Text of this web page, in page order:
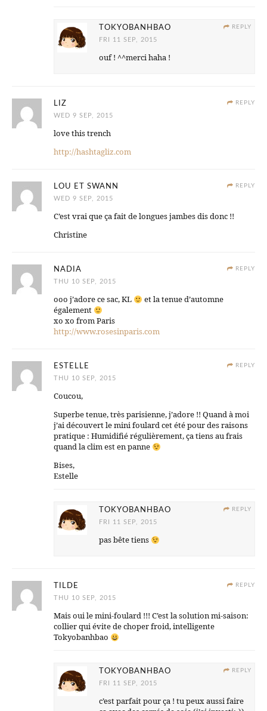
REPLY
TOKYOBANHBAO
FRI 11 SEP, 2015
ouf ! ^^merci haha !
REPLY
LIZ
WED 9 SEP, 2015
love this trench
http://hashtagliz.com
REPLY
LOU ET SWANN
WED 9 SEP, 2015
C’est vrai que ça fait de longues jambes dis donc !!
Christine
REPLY
NADIA
THU 10 SEP, 2015
ooo j’adore ce sac, KL
et la tenue d’automne
également
xo xo from Paris
http://www.rosesinparis.com
REPLY
ESTELLE
THU 10 SEP, 2015
Coucou,
Superbe tenue, très parisienne, j’adore !! Quand à moi
j’ai découvert le mini foulard cet été pour des raisons
pratique : Humidifié régulièrement, ça tiens au frais
quand la clim est en panne
Bises,
Estelle
REPLY
TOKYOBANHBAO
FRI 11 SEP, 2015
pas bête tiens
REPLY
TILDE
THU 10 SEP, 2015
Mais oui le mini-foulard !!! C’est la solution mi-saison:
collier qui évite de choper froid, intelligente
Tokyobanhbao
REPLY
TOKYOBANHBAO
FRI 11 SEP, 2015
c’est parfait pour ça ! tu peux aussi faire